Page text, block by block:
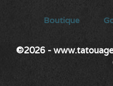
Boutique
©2026 -